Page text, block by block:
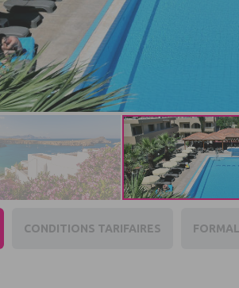
CONDITIONS TARIFAIRES